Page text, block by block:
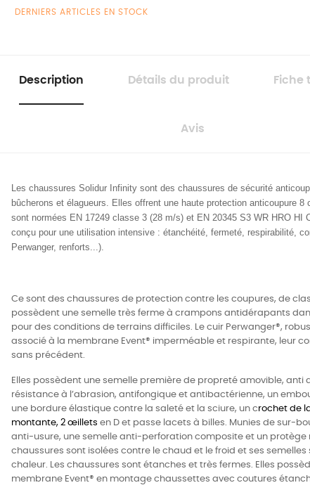
DERNIERS ARTICLES EN STOCK
Description Détails du produit Fiche
Avis
Les chaussures Solidur Infinity sont des chaussures de sécurité
bûcherons et élagueurs. Elles offrent une haute protection anticoupure 8
sont normées EN 17249 classe 3 (28 m/s) et EN 20345 S3 WR HRO HI
conçu pour une utilisation intensive : étanchéité, fermeté, respirabilité,
Perwanger, renforts...).
Ce sont des chaussures de protection contre les coupures, de
possèdent une semelle très ferme à crampons antidérapants
pour des conditions de terrains difficiles. Le cuir Perwanger®,
associé à la membrane Event® imperméable et respirante, leur
sans précédent.
Elles possèdent une semelle première de propreté amovible, anti
résistance à l’abrasion, antifongique et antibactérienne, un
une bordure élastique contre la saleté et la sciure, un crochet de
montante, 2 œillets en D et passe lacets à billes. Munies de sur-
anti-usure, une semelle anti-perforation composite et un protège
chaussures sont isolées contre le chaud et le froid et ses
chaleur. Les chaussures sont étanches et très fermes. Elles
membrane Event® en montage chaussettes avec coutures